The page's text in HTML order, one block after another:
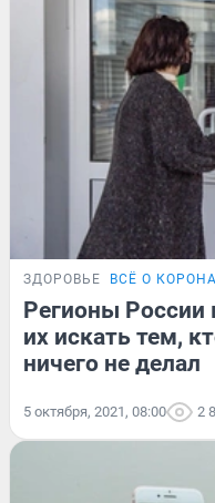
ЗДОРОВЬЕ ВСЁ О
Регионы России
их искать тем,
ничего не делал
5 октября, 2021, 08:00 2